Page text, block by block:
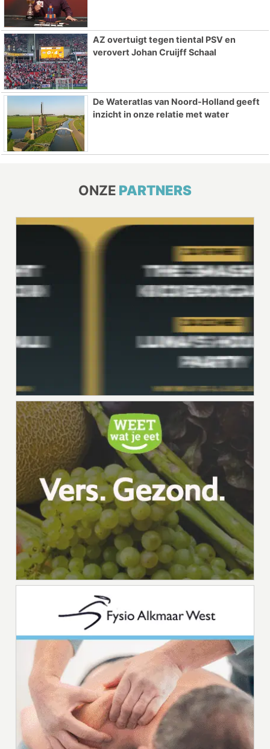
AZ overtuigt tegen tiental PSV en
verovert Johan Cruijff Schaal
De Wateratlas van Noord-Holland geeft
inzicht in onze relatie met water
ONZE PARTNERS